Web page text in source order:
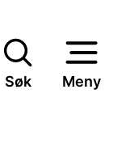
Søk Meny